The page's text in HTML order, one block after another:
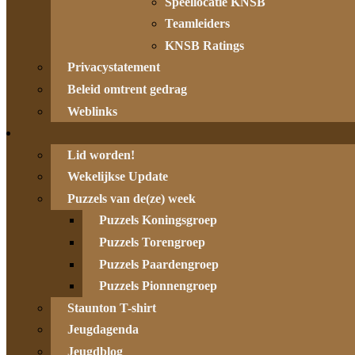
Teamleiders
KNSB Ratings
Privacystatement
Beleid omtrent gedrag
Weblinks
Lid worden!
Wekelijkse Update
Puzzels van de(ze) week
Puzzels Koningsgroep
Puzzels Torengroep
Puzzels Paardengroep
Puzzels Pionnengroep
Staunton T-shirt
Jeugdagenda
Jeugdblog